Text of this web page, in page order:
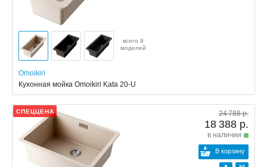
всего 9
моделей
Omoikiri
Кухонная мойка Omoikiri Kata 20-U
СПЕЦЦЕНА 24 788 р.
18 388 р.
в наличии
В корзину